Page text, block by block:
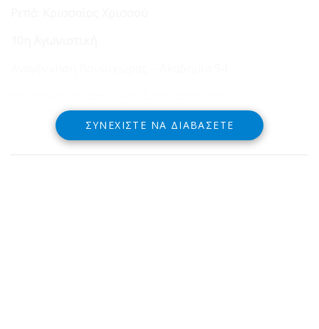
Ρεπό: Ελπίδες
ΣΥΝΕΧΊΣΤΕ ΝΑ ΔΙΑΒΆΣΕΤΕ